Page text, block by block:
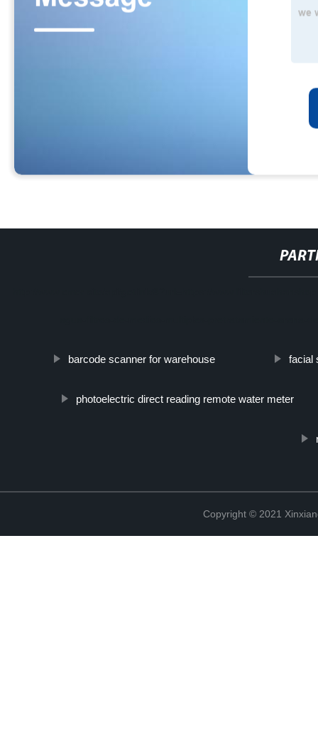
barcode scanner for warehouse facial
photoelectric direct reading remote water meter
Copyright © 2021